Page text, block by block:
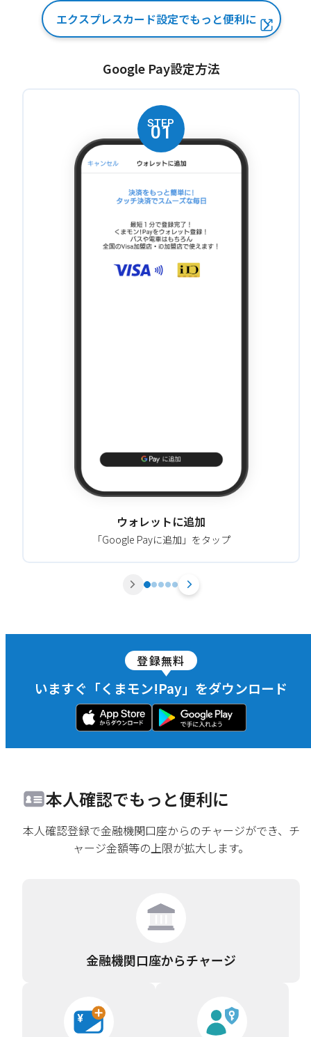
エクスプレスカード設定でもっと便利に
Google Pay設定方法
STEP
01
ウォレットに追加
「Google Payに追加」をタップ
登録無料
いますぐ「くまモン!Pay」をダウンロード
本人確認でもっと便利に
本人確認登録で金融機関口座からのチャージができ、チ
ャージ金額等の上限が拡大します。
金融機関口座からチャージ